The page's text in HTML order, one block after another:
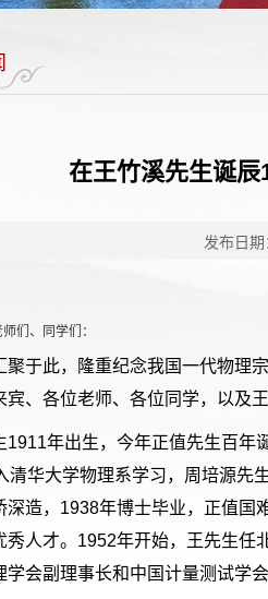
在王竹溪先生诞
发布日
们、同学们：
聚于此，隆重纪念我国一代物理
宾、各位老师、各位同学，以及
1911年出生，今年正值先生百年
清华大学物理系学习，周培源先
深造，1938年博士毕业，正值
秀人才。1952年开始，王先生
学会副理事长和中国计量测试学